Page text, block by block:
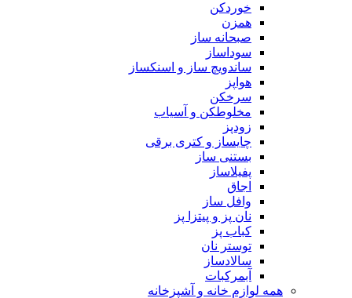
خوردکن
همزن
صبحانه ساز
سوداساز
ساندویچ ساز و اسنکساز
هواپز
سرخکن
مخلوطکن و آسیاب
زودپز
چایساز و کتری برقی
بستنی ساز
پفیلاساز
اجاق
وافل ساز
نان پز و پیتزا پز
کباب پز
توستر نان
سالادساز
آبمرکبات
همه لوازم خانه و آشپزخانه